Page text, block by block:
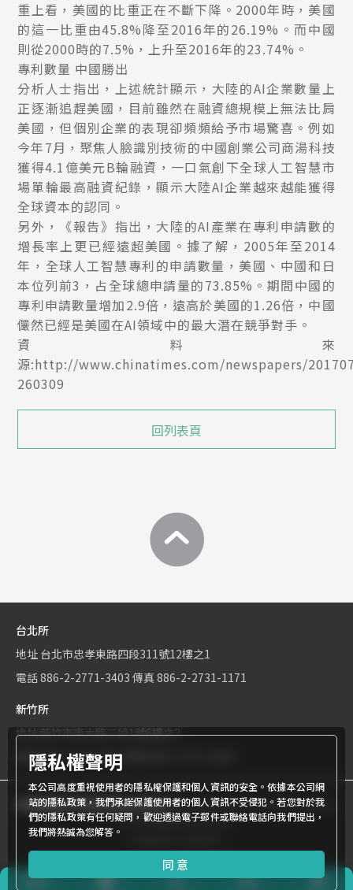
重上看，美國的比重正在不斷下降。2000年時，美國
的這一比重由45.8%降至2016年的26.19%。而中國
則從2000時的7.5%，上升至2016年的23.74%。
專利數量 中國勝出
分析人士指出，上述統計顯示，大陸的AI企業數量上
正逐漸追趕美國，目前雖然在融資總規模上無法比肩
美國，但個別企業的表現卻頻頻給予市場驚喜。例如
今年7月，聚焦人臉識別技術的中國創業公司商湯科技
獲得4.1億美元B輪融資，一口氣創下全球人工智慧市
場單輪最高融資紀錄，顯示大陸AI企業越來越能獲得
全球資本的認同。
另外，《報告》指出，大陸的AI產業在專利申請數的
增長率上更已經遠超美國。據了解，2005年至2014
年，全球人工智慧專利的申請數量，美國、中國和日
本位列前3，占全球總申請量的73.85%。期間中國的
專利申請數量增加2.9倍，遠高於美國的1.26倍，中國
儼然已經是美國在AI領域中的最大潛在競爭對手。
資料來
源:http://www.chinatimes.com/newspapers/
260309
回列表頁
台北所
地址 台北市忠孝東路四段311號12樓之1
電話886-2-2771-3403 傳真 886-2-2731-1171
新竹所
地址新竹市東大路二段1號6樓之2
電話886-3-534-9161
商標權屬世界專利有限公司所有© World Patent Limited Company
Inc All Rights Reserved.
隱私權聲明
本公司高度重視使用者的隱私權保護和個人資訊的安全。依據本公司網
站的隱私政策，我們承諾保護使用者的個人資訊不受侵犯。若您對於我
們的隱私政策有任何疑問，歡迎透過電子郵件或聯絡電話向我們提出，
我們將熱誠為您解答。
同意